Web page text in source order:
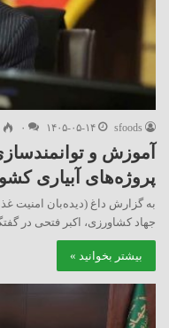
sfoods ۱۴۰۵-۰۵-۱۴ ۰
آموزش و
پروژه‌های آبیاری
به گزارش داغ (دیده‌بان امنیت
جهاد کشاورزی، اکبر فتحی در
بیشتر بخوانید »